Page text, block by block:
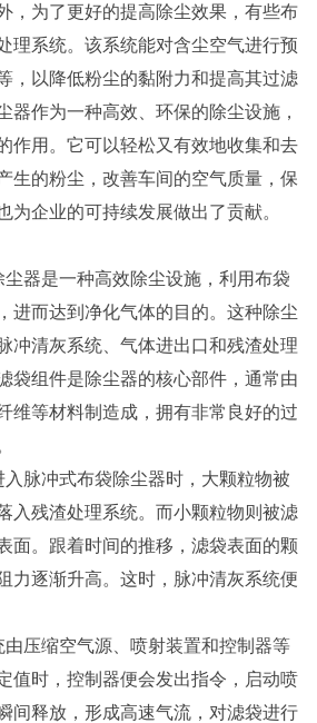
，为了更好的提高除尘效果，有些布
理系统。该系统能对含尘空气进行预
，以降低粉尘的黏附力和提高其过滤
器作为一种高效、环保的除尘设施，
作用。它可以轻松又有效地收集和去
生的粉尘，改善车间的空气质量，保
为企业的可持续发展做出了贡献。
是一种高效除尘设施，利用布袋
进而达到净化气体的目的。这种除尘
冲清灰系统、气体进出口和残渣处理
袋组件是除尘器的核心部件，通常由
维等材料制造成，拥有非常良好的过
冲式布袋除尘器时，大颗粒物被
入残渣处理系统。而小颗粒物则被滤
面。跟着时间的推移，滤袋表面的颗
力逐渐升高。这时，脉冲清灰系统便
缩空气源、喷射装置和控制器等
值时，控制器便会发出指令，启动喷
间释放，形成高速气流，对滤袋进行